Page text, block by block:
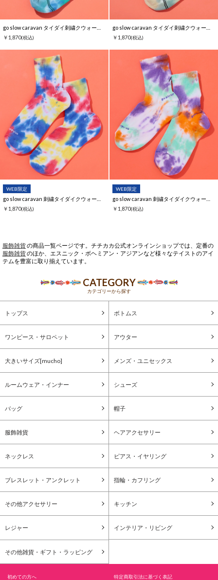
￥1,870(税込)
￥1,870(税込)
WEB限定
￥1,870(税込)
WEB限定
￥1,870(税込)
服飾雑貨の商品一覧ページです。チチカカ公式オンラインショップでは、定番の
服飾雑貨のほか、エスニック・ボヘミアン・アジアンなど様々なテイストのアイ
テムを豊富に取り揃えています。
CATEGORY
カテゴリーから探す
トップス ボトムス
ワンピース・サロペット アウター
大きいサイズ[mucho] メンズ・ユニセックス
ルームウェア・インナー シューズ
バッグ 帽子
服飾雑貨 ヘアアクセサリー
ネックレス ピアス・イヤリング
ブレスレット・アンクレット 指輪・カフリング
その他アクセサリー キッチン
レジャー インテリア・リビング
その他雑貨・ギフト・ラッピング
初めての方へ 特定商取引法に基づく表記